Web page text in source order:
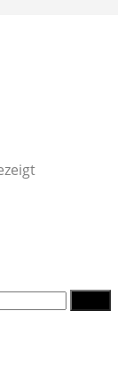
Nach